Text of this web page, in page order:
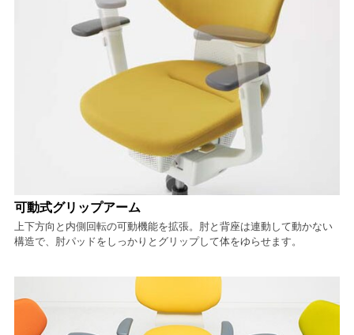
可動式グリップアーム
上下方向と内側回転の可動機能を拡張。肘と背座は連動して動かない
構造で、肘パッドをしっかりとグリップして体をゆらせます。